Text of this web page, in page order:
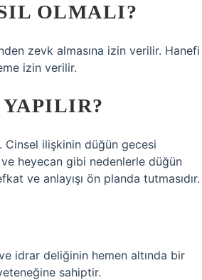
OLMALI?
zevk almasına izin verilir. Hanefi
izin verilir.
ilişkinin düğün gecesi
heyecan gibi nedenlerle düğün
ve anlayışı ön planda tutmasıdır.
idrar deliğinin hemen altında bir
sahiptir.